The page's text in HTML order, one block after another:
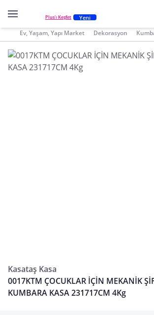
Plus'ı Keşfet Yeni
Ev, Yaşam, Yapı Market Dekorasyon
Kasataş Kasa
0017KTM ÇOCUKLAR İÇİN MEKANİK
KUMBARA KASA 231717CM 4Kg